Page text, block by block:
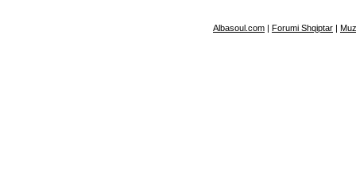
Albasoul.com | Forumi Shqiptar |